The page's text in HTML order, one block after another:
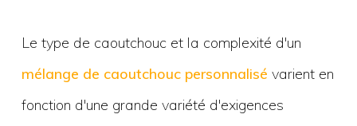
Le type de caoutchouc et la complexité d'un
mélange de caoutchouc personnalisé varient en
fonction d'une grande variété d'exigences